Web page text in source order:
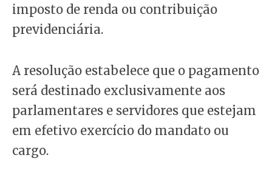
imposto de renda ou contribuição
previdenciária.
A resolução estabelece que o pagamento
será destinado exclusivamente aos
parlamentares e servidores que estejam
em efetivo exercício do mandato ou
cargo.